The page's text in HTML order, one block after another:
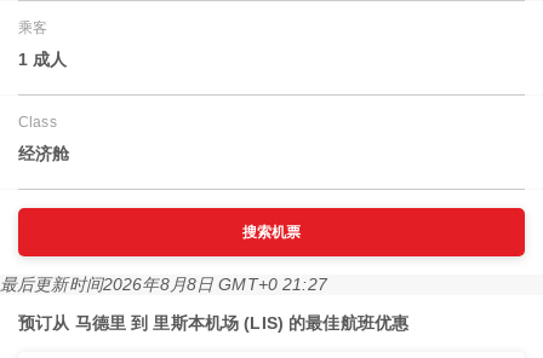
乘客
1 成人
Class
经济舱
搜索机票
最后更新时间2026年8月8日 GMT+0 21:27
预订从 马德里 到 里斯本机场 (LIS) 的最佳航班优惠